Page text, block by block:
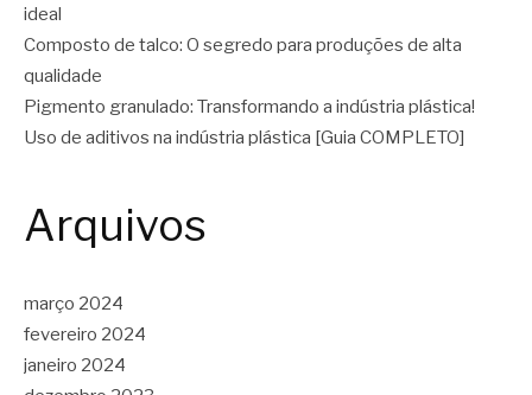
ideal
Composto de talco: O segredo para produções de alta
qualidade
Pigmento granulado: Transformando a indústria plástica!
Uso de aditivos na indústria plástica [Guia COMPLETO]
Arquivos
março 2024
fevereiro 2024
janeiro 2024